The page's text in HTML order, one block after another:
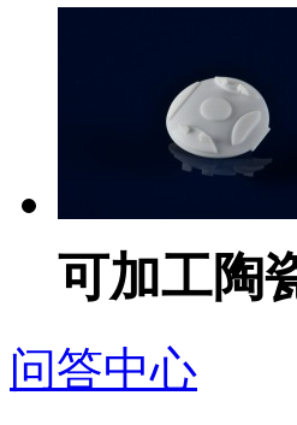
可加工陶
问答中心